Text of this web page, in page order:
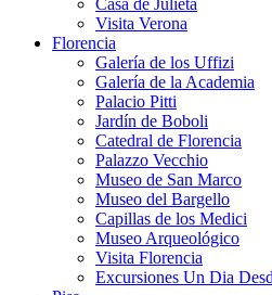
Casa de Julieta
Visita Verona
Florencia
Galería de los Uffizi
Galería de la Academia
Palacio Pitti
Jardín de Boboli
Catedral de Florencia
Palazzo Vecchio
Museo de San Marco
Museo del Bargello
Capillas de los Medici
Museo Arqueológico
Visita Florencia
Excursiones Un Dia